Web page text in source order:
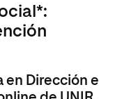
en Dirección e